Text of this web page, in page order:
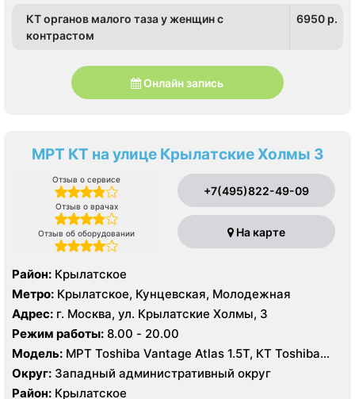
КТ органов малого таза у женщин с
контрастом
6950 p.
Онлайн запись
МРТ КТ на улице Крылатские Холмы 3
Отзыв о сервисе
Отзыв о врачах
Отзыв об оборудовании
+7(495)822-49-09
На карте
Район: Крылатское
Метро: Крылатское, Кунцевская, Молодежная
Адрес: г. Москва, ул. Крылатские Холмы, 3
Режим работы: 8.00 - 20.00
Модель: МРТ Toshiba Vantage Atlas 1.5Т, КТ Toshiba
Aquilion 64 среза
Округ: Западный административный округ
Район: Крылатское